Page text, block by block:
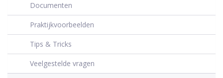
Documenten
Praktijkvoorbeelden
Tips & Tricks
Veelgestelde vragen